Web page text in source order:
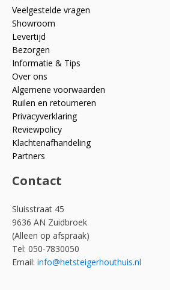
Veelgestelde vragen
Showroom
Levertijd
Bezorgen
Informatie & Tips
Over ons
Algemene voorwaarden
Ruilen en retourneren
Privacyverklaring
Reviewpolicy
Klachtenafhandeling
Partners
Contact
Sluisstraat 45
9636 AN Zuidbroek
(Alleen op afspraak)
Tel: 050-7830050
Email: info@hetsteigerhouthuis.nl